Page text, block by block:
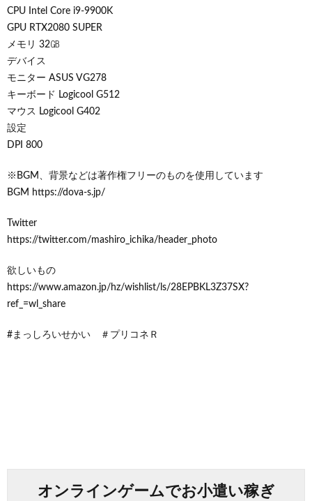
CPU Intel Core i9-9900K
GPU RTX2080 SUPER
メモリ 32㎇
デバイス
モニター ASUS VG278
キーボード Logicool G512
マウス Logicool G402
設定
DPI 800
※BGM、背景などは著作権フリーのものを使用しています
BGM https://dova-s.jp/
Twitter
https://twitter.com/mashiro_ichika/header_photo
欲しいもの
https://www.amazon.jp/hz/wishlist/ls/28EPBKL3Z37SX?
ref_=wl_share
#まっしろいせかい ＃プリコネＲ
オンラインゲームでお小遣い稼ぎ